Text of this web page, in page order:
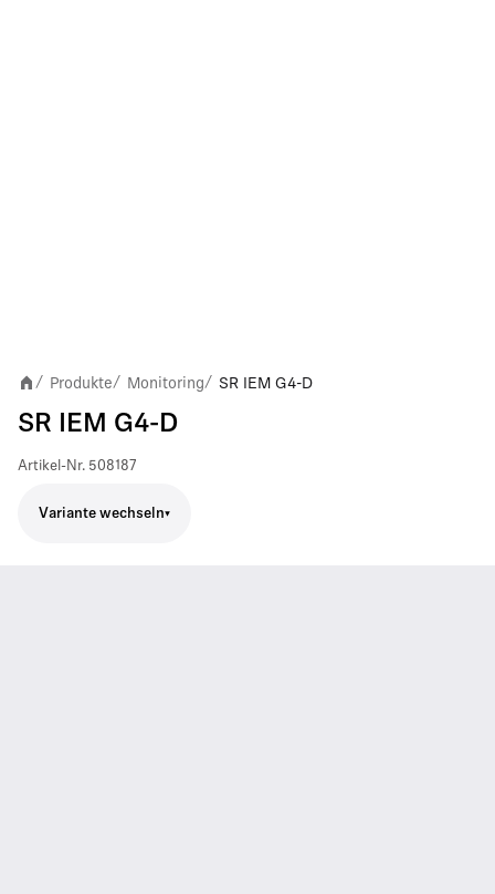
/ Produkte/ Monitoring/ SR IEM G4-D
SR IEM G4-D
Artikel-Nr. 508187
Variante wechseln